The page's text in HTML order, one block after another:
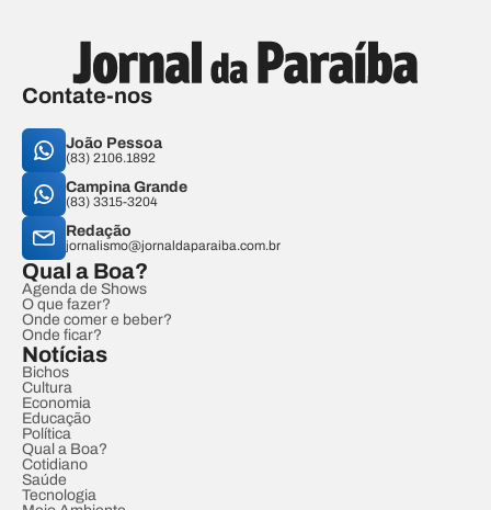
Contate-nos
João Pessoa
(83) 2106.1892
Campina Grande
(83) 3315-3204
Redação
jornalismo@jornaldaparaiba.com.br
Qual a Boa?
Agenda de Shows
O que fazer?
Onde comer e beber?
Onde ficar?
Notícias
Bichos
Cultura
Economia
Educação
Política
Qual a Boa?
Cotidiano
Saúde
Tecnologia